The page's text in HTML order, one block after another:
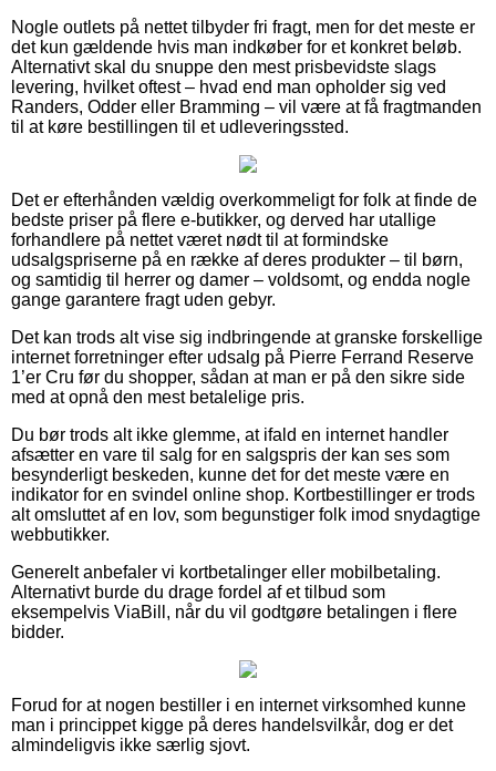
Nogle outlets på nettet tilbyder fri fragt, men for det meste er
det kun gældende hvis man indkøber for et konkret beløb.
Alternativt skal du snuppe den mest prisbevidste slags
levering, hvilket oftest – hvad end man opholder sig ved
Randers, Odder eller Bramming – vil være at få fragtmanden
til at køre bestillingen til et udleveringssted.
Det er efterhånden vældig overkommeligt for folk at finde de
bedste priser på flere e-butikker, og derved har utallige
forhandlere på nettet været nødt til at formindske
udsalgspriserne på en række af deres produkter – til børn,
og samtidig til herrer og damer – voldsomt, og endda nogle
gange garantere fragt uden gebyr.
Det kan trods alt vise sig indbringende at granske forskellige
internet forretninger efter udsalg på Pierre Ferrand Reserve
1’er Cru før du shopper, sådan at man er på den sikre side
med at opnå den mest betalelige pris.
Du bør trods alt ikke glemme, at ifald en internet handler
afsætter en vare til salg for en salgspris der kan ses som
besynderligt beskeden, kunne det for det meste være en
indikator for en svindel online shop. Kortbestillinger er trods
alt omsluttet af en lov, som begunstiger folk imod snydagtige
webbutikker.
Generelt anbefaler vi kortbetalinger eller mobilbetaling.
Alternativt burde du drage fordel af et tilbud som
eksempelvis ViaBill, når du vil godtgøre betalingen i flere
bidder.
Forud for at nogen bestiller i en internet virksomhed kunne
man i princippet kigge på deres handelsvilkår, dog er det
almindeligvis ikke særlig sjovt.